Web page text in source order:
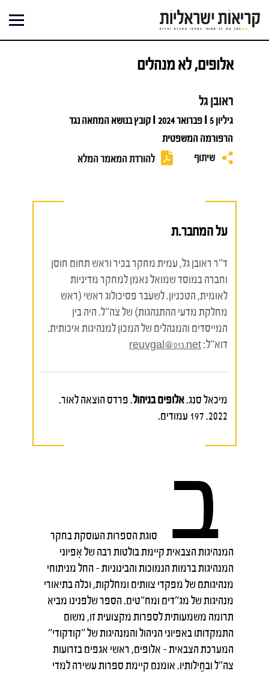
לתוכן
אלופים, לא מנהלים
ראובן גל
גיליון 5 I פברואר 2024 I קובץ בנושא המחאה נגד
הרפורמה המשפטית
להורדת המאמר המלא
שיתוף
על המחבר.ת
ד"ר ראובן גל, עמית מחקר בכיר וראש תחום חוסן
וחברה במוסד שמואל נאמן למחקר מדיניות
לאומית, הטכניון. לשעבר פסיכולוג ראשי (ראש
מחלקת מדעי ההתנהגות) של צה"ל. היה בין
המייסדים והמנהלים של המכון למנהיגות איכותית.
דוא"ל: reuvgal@013.net
מיכאל סנג.אלופים בניהול. פרדס הוצאה לאור.
2022. 197 עמודים.
ב
סוגת הספרות העוסקת בחקר
המנהיגות הצבאית קיימת בולטות רבה של אִפיוני
המנהיגות ברמות הנמוכות והבינוניות – החל מניתוחי
מנהיגותם של מפקדי צוותים ומחלקות, וכלה בתיאורי
מנהיגות של מג"דים ומח"טים. הספר שלפנינו מביא
תרומה משמעותית לספרות מקצועית זו, משום
התמקדותו באפיוני הניהול והמנהיגות של "קודקודי"
המערכת הצבאית – אלופים, ראשי אגפים בזרועות
צה"ל ובחֵילותיו. אומנם קיימת ספרות עשירה למדי